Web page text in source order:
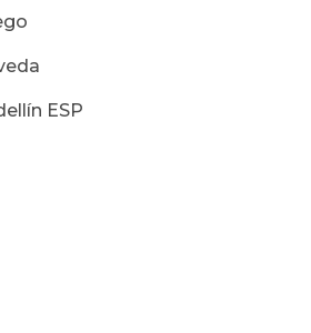
ESP